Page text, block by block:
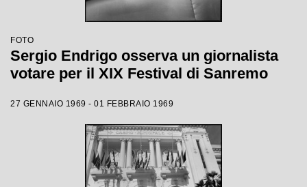
FOTO
Sergio Endrigo osserva un giornalista
votare per il XIX Festival di Sanremo
27 GENNAIO 1969 - 01 FEBBRAIO 1969